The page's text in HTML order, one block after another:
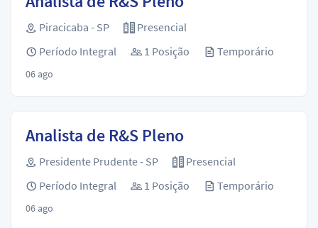
Piracicaba - SP
Presencial
Período Integral
1 Posição Temporário
06 ago
Analista de R&S Pleno
Presidente Prudente - SP
Presencial
Período Integral
1 Posição Temporário
06 ago